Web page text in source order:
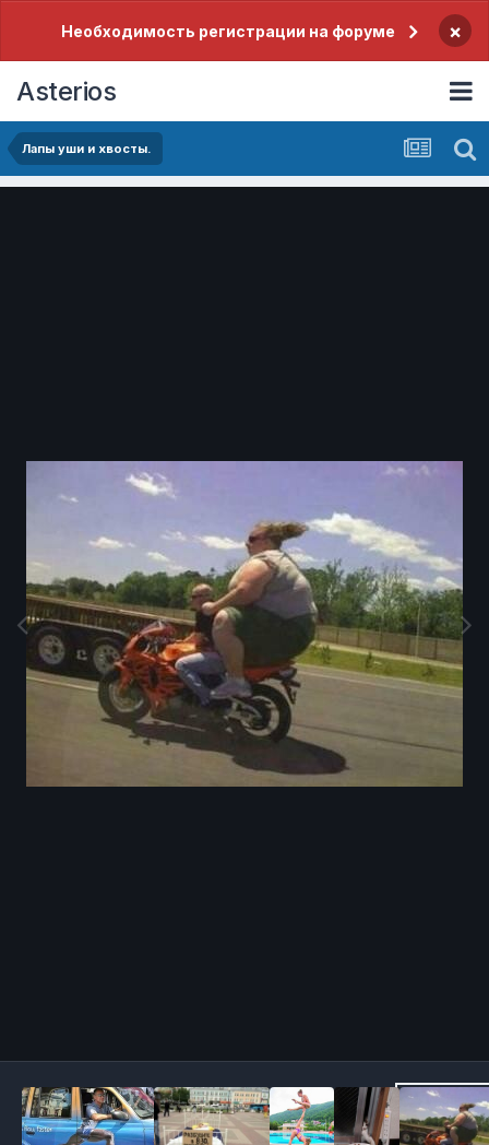
Необходимость регистрации на форуме ×
Asterios
Лапы уши и хвосты.